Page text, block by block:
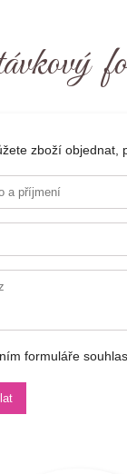
zboží objednat,
formuláře